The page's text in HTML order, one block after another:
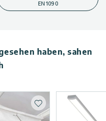
EN1090
haben, sahen
hinzufügenZur Wunschliste